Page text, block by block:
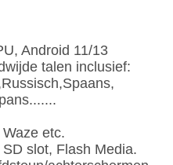
Android 11/13
talen inclusief:
etc.
slot, Flash Media.